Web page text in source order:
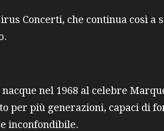
Concerti, che continua così a
nel 1968 al celebre
per più generazioni, capaci di
inconfondibile.